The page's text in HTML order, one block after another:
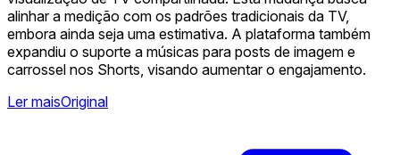
alinhar a medição com os padrões tradicionais da TV,
embora ainda seja uma estimativa. A plataforma também
expandiu o suporte a músicas para posts de imagem e
carrossel nos Shorts, visando aumentar o engajamento.
Ler maisOriginal